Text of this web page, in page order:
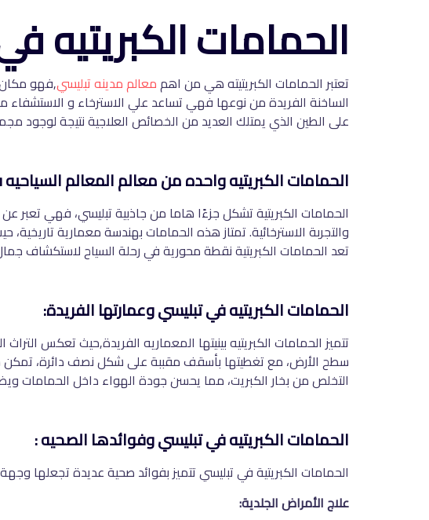
الحمامات الكبريتيه
تعتبر الحمامات الكبريتيته هي من اهممعالم مدينه تبليسي
الساخنة الفريدة من نوعها فهي تساعد علي الاسترخاء و الاستشفاء
على الطين الذي يمتلك العديد من الخصائص العلاجية نتيجة لوجود
الحمامات الكبريتيه واحده من معالم المعالم
الحمامات الكبريتية تشكل جزءًا هاما من جاذبية تبليسي، فهي تعبر عن
والتجربة الاسترخائية. تمتاز هذه الحمامات بهندسة معمارية
تعد الحمامات الكبريتية نقطة محورية في رحلة السياح لاستكشاف
الحمامات الكبريتيه في تبليسي وعمارتها الفريدة:
تتميز الحمامات الكبريتيه بينيتها المعماريه الفريدة,حيث تعكس
سطح الأرض، مع تغطيتها بأسقف مقببة على شكل نصف دائرة، تمكن
التخلص من بخار الكبريت، مما يحسن جودة الهواء داخل الحمامات
الحمامات الكبريتيه في تبليسي وفوائدها الصحيه :
الحمامات الكبريتية في تبليسي تتميز بفوائد صحية عديدة تجعلها
علاج الأمراض الجلدية: